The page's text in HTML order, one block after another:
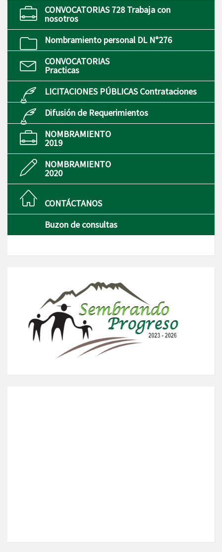
CONVOCATORIAS 728 Trabaja con
nosotros
Nombramiento personal DL N°276
CONVOCATORIAS
Practicas
LICITACIONES PÚBLICAS Contrataciones
Difusión de Requerimientos
NOMBRAMIENTO
2019
NOMBRAMIENTO
2020
CONTÁCTANOS
Buzon de consultas